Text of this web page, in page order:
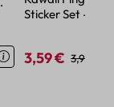
Sticker Set – 45
Design
Verkaufspreis:
3,59 € 3,99 €